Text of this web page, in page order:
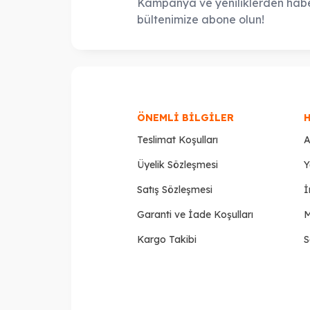
Doğumgünü / Birthday (64)
Dini Bayramlar / Ramadan / İslam
bültenimize abone olun!
ÖNEMLI BILGILER
Teslimat Koşulları
Üyelik Sözleşmesi
Satış Sözleşmesi
Garanti ve İade Koşulları
Kargo Takibi